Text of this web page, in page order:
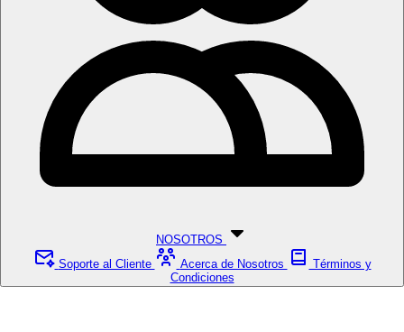
NOSOTROS
Soporte al Cliente
Acerca de Nosotros
Términos y
Condiciones